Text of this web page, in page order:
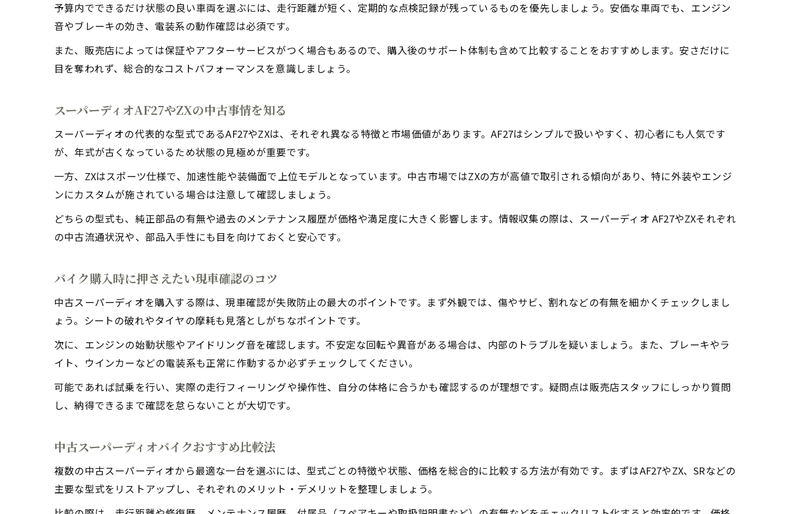
バイク購入で予算を抑えるための工夫
5万円以下の中古バイクを探す際のポイント
オークション利用で安くバイクを手に入れる方法
仕様別バイクの特徴と見極めポイント
外観やパーツからバイク仕様を判断する方法
スーパーディオZX中古車体の見分け方
仕様違いバイク選びで失敗しないコツ
現状販売のバイクを安心して選ぶ方法
現状販売のバイクで失敗しない確認事項
バイク現状販売を選ぶときの安心対策
現状車体のリスクと安全な購入ポイント
予算内でできるだけ状態の良い車両を選ぶには、走行距離が短く、定期的な点検記録が残っているものを優先しましょう。安価な車両でも、エンジン
音やブレーキの効き、電装系の動作確認は必須です。
また、販売店によっては保証やアフターサービスがつく場合もあるので、購入後のサポート体制も含めて比較することをおすすめします。安さだけに
目を奪われず、総合的なコストパフォーマンスを意識しましょう。
スーパーディオAF27やZXの中古事情を知る
スーパーディオの代表的な型式であるAF27やZXは、それぞれ異なる特徴と市場価値があります。AF27はシンプルで扱いやすく、初心者にも人気です
が、年式が古くなっているため状態の見極めが重要です。
一方、ZXはスポーツ仕様で、加速性能や装備面で上位モデルとなっています。中古市場ではZXの方が高値で取引される傾向があり、特に外装やエンジ
ンにカスタムが施されている場合は注意して確認しましょう。
どちらの型式も、純正部品の有無や過去のメンテナンス履歴が価格や満足度に大きく影響します。情報収集の際は、スーパーディオ AF27やZXそれぞれ
の中古流通状況や、部品入手性にも目を向けておくと安心です。
バイク購入時に押さえたい現車確認のコツ
中古スーパーディオを購入する際は、現車確認が失敗防止の最大のポイントです。まず外観では、傷やサビ、割れなどの有無を細かくチェックしまし
ょう。シートの破れやタイヤの摩耗も見落としがちなポイントです。
次に、エンジンの始動状態やアイドリング音を確認します。不安定な回転や異音がある場合は、内部のトラブルを疑いましょう。また、ブレーキやラ
イト、ウインカーなどの電装系も正常に作動するか必ずチェックしてください。
可能であれば試乗を行い、実際の走行フィーリングや操作性、自分の体格に合うかも確認するのが理想です。疑問点は販売店スタッフにしっかり質問
し、納得できるまで確認を怠らないことが大切です。
中古スーパーディオバイクおすすめ比較法
複数の中古スーパーディオから最適な一台を選ぶには、型式ごとの特徴や状態、価格を総合的に比較する方法が有効です。まずはAF27やZX、SRなどの
主要な型式をリストアップし、それぞれのメリット・デメリットを整理しましょう。